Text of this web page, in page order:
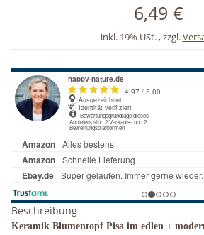
6,49 €
inkl. 19% USt. , zzgl.
Beschreibung
Keramik Blumentopf Pisa im edlen +